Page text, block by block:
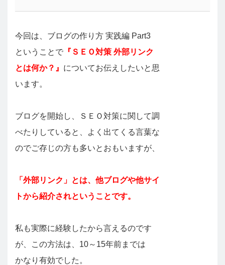
今回は、ブログの作り方 実践編 Part3
ということで 『ＳＥＯ対策 外部リンク
とは何か？』 についてお伝えしたいと思
います。
ブログを開始し、ＳＥＯ対策に関して調
べたりしていると、よく出てくる言葉な
のでご存じの方も多いとおもいますが、
「外部リンク」とは、他ブログや他サイ
トから紹介されということです。
私も実際に経験したから言えるのです
が、この方法は、10～15年前までは
かなり有効でした。